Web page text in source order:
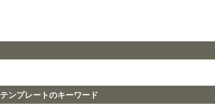
ンプレートのキーワード